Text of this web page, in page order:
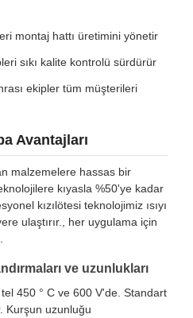
montaj hattı üretimini yönetir
sıkı kalite kontrolü sürdürür
ekipler tüm müşterileri
Avantajları
malzemelere hassas bir
kıyasla %50'ye kadar
kızılötesi teknolojimiz ısıyı
ulaştırır., her uygulama için
ve uzunlukları
tel 450 ° C ve 600 V'de. Standart
Kurşun uzunluğu